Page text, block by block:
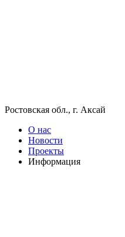
Ростовская обл., г. Аксай
О нас
Новости
Проекты
Информация